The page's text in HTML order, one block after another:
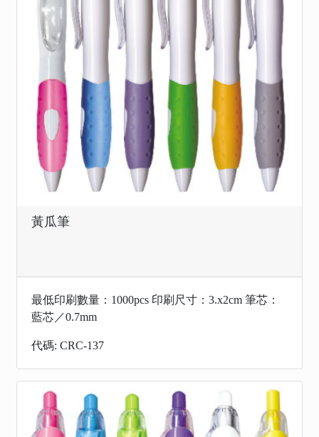
黃瓜筆
最低印刷數量：1000pcs 印刷尺寸：3.x2cm 筆芯：
藍芯／0.7mm
代碼: CRC-137